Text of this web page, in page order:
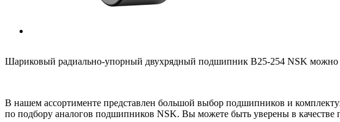
Шариковый радиально-упорный двухрядный подшипник B25-254 NSK можно
В нашем ассортименте представлен большой выбор подшипников и
по подбору аналогов подшипников NSK. Вы можете быть уверены в